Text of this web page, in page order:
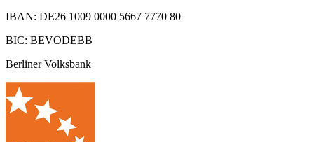
IBAN: DE26 1009 0000 5667 7770 80
BIC: BEVODEBB
Berliner Volksbank